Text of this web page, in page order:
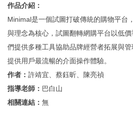
作品介紹：
Minimal是一個試圖打破傳統的購物平台
與理念為核心，試圖翻轉網購平台以低
們提供多種工具協助品牌經營者拓展與
提供用戶最流暢的介面操作體驗。
作者： 許靖宜、蔡鈺昕、陳亮禎
指導老師： 巴白山
相關連結： 無